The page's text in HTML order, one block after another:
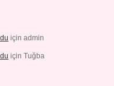
için admin
için Tuğba